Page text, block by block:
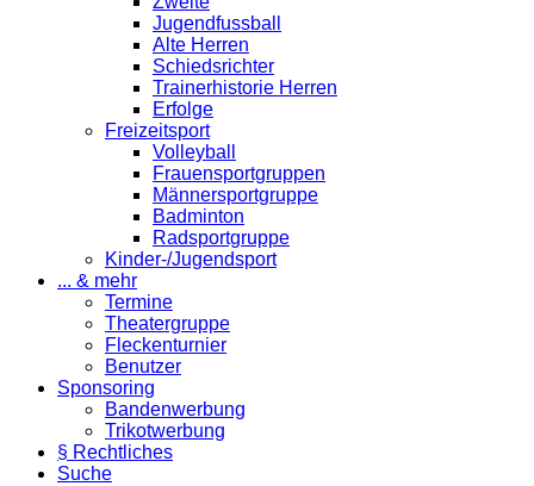
Jugendfussball
Alte Herren
Schiedsrichter
Trainerhistorie Herren
Erfolge
Freizeitsport
Volleyball
Frauensportgruppen
Männersportgruppe
Badminton
Radsportgruppe
Kinder-/Jugendsport
... & mehr
Termine
Theatergruppe
Fleckenturnier
Benutzer
Sponsoring
Bandenwerbung
Trikotwerbung
§ Rechtliches
Suche